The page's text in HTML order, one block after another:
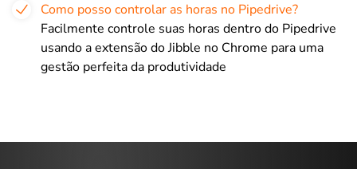
Como posso controlar as horas no Pipedrive?
Facilmente controle suas horas dentro do Pipedrive
usando a extensão do Jibble no Chrome para uma
gestão perfeita da produtividade